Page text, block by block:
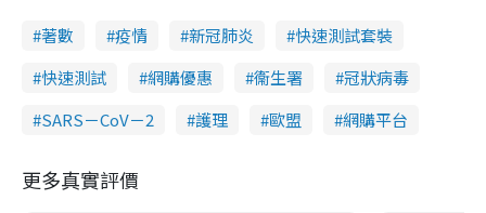
著數 疫情 新冠肺炎
快速測試套裝
快速測試
網購優惠 衞生署
冠狀病毒
SARS－CoV－2
護理 歐盟 網購平台
更多真實評價